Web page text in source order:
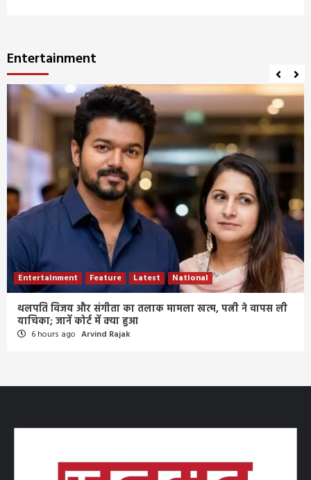
Entertainment
Entertainment Feature Latest National
थलपति विजय और संगीता का तलाक मामला खत्म, पत्नी ने वापस ली
याचिका; जानें कोर्ट में क्या हुआ
6 hours ago Arvind Rajak